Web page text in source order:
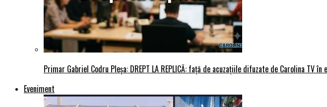
Primar Gabriel Codru Pleșa: DREPT LA REPLICĂ: față de acuzațiile difuzate de Carolina
Eveniment